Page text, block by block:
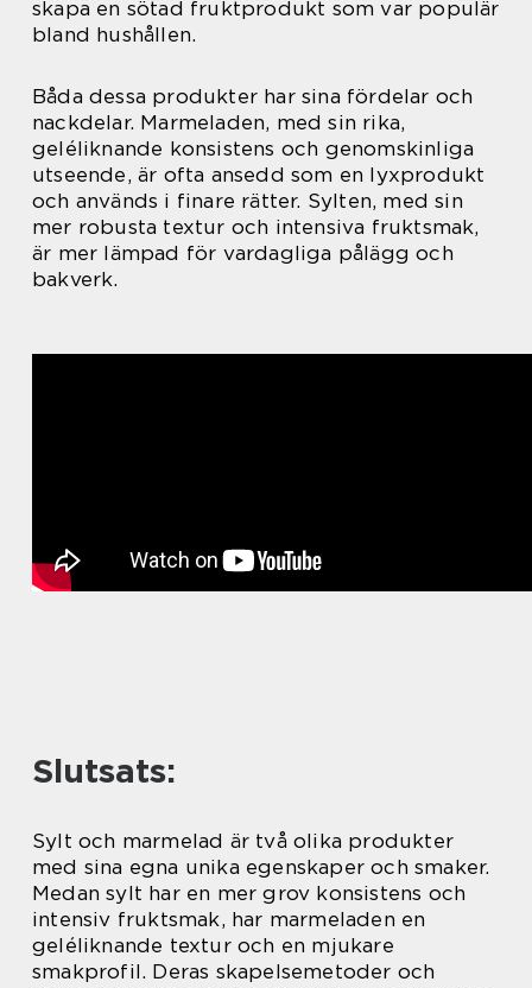
skapa en sötad fruktprodukt som var populär
bland hushållen.
Båda dessa produkter har sina fördelar och
nackdelar. Marmeladen, med sin rika,
geléliknande konsistens och genomskinliga
utseende, är ofta ansedd som en lyxprodukt
och används i finare rätter. Sylten, med sin
mer robusta textur och intensiva fruktsmak,
är mer lämpad för vardagliga pålägg och
bakverk.
Slutsats:
Sylt och marmelad är två olika produkter
med sina egna unika egenskaper och smaker.
Medan sylt har en mer grov konsistens och
intensiv fruktsmak, har marmeladen en
geléliknande textur och en mjukare
smakprofil. Deras skapelsemetoder och